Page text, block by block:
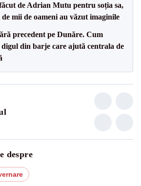
de Adrian Mutu pentru soția sa,
mii de oameni au văzut imaginile
precedent pe Dunăre. Cum
digul din barje care ajută centrala de
despre